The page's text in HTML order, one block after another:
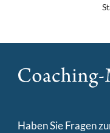
Haben Sie Fragen